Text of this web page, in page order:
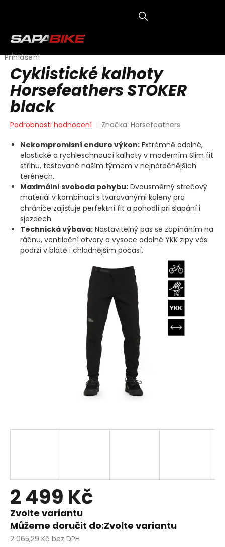
Přihlášení
Cyklistické kalhoty
Horsefeathers STOKER
black
Průměrné
produktu
hvězdiček.
Podrobnosti hodnocení Značka:Horsefeathers
Nekompromisní enduro výkon: Extrémně odolné,
elastické a rychleschnoucí kalhoty v moderním Slim fit
střihu, testované naším týmem v nejnáročnějších
terénech.
Maximální svoboda pohybu: Dvousměrný strečový
materiál v kombinaci s tvarovanými koleny pro
chrániče zajišťuje perfektní fit a pohodlí při šlapání i
sjezdech.
Technická výbava: Nastavitelný pas se zapínáním na
ráčnu, ventilační otvory a vysoce odolné YKK zipy vás
podrží v blátě i chladnějším počasí.
2 499 Kč
Zvolte variantu
Můžeme doručit do:Zvolte variantu
2 065,29 Kč bez DPH